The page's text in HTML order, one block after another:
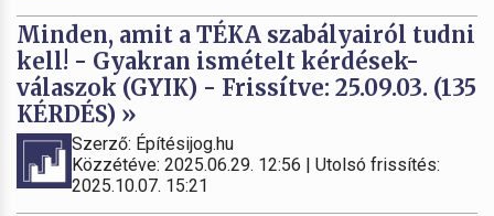
Minden, amit a TÉKA szabályairól tudni
kell! - Gyakran ismételt kérdések-
válaszok (GYIK) - Frissítve: 25.09.03. (135
KÉRDÉS) »
Szerző: Építésijog.hu
Közzétéve: 2025.06.29. 12:56 | Utolsó frissítés:
2025.10.07. 15:21